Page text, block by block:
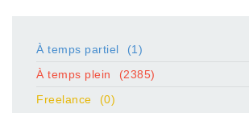
À temps partiel
(1)
À temps plein
(2385)
Freelance
(0)